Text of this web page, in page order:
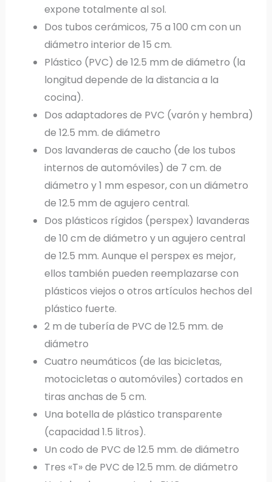
expone totalmente al sol.
Dos tubos cerámicos, 75 a 100 cm con un
diámetro interior de 15 cm.
Plástico (PVC) de 12.5 mm de diámetro (la
longitud depende de la distancia a la
cocina).
Dos adaptadores de PVC (varón y hembra)
de 12.5 mm. de diámetro
Dos lavanderas de caucho (de los tubos
internos de automóviles) de 7 cm. de
diámetro y 1 mm espesor, con un diámetro
de 12.5 mm de agujero central.
Dos plásticos rígidos (perspex) lavanderas
de 10 cm de diámetro y un agujero central
de 12.5 mm. Aunque el perspex es mejor,
ellos también pueden reemplazarse con
plásticos viejos o otros artículos hechos del
plástico fuerte.
2 m de tubería de PVC de 12.5 mm. de
diámetro
Cuatro neumáticos (de las bicicletas,
motocicletas o automóviles) cortados en
tiras anchas de 5 cm.
Una botella de plástico transparente
(capacidad 1.5 litros).
Un codo de PVC de 12.5 mm. de diámetro
Tres «T» de PVC de 12.5 mm. de diámetro